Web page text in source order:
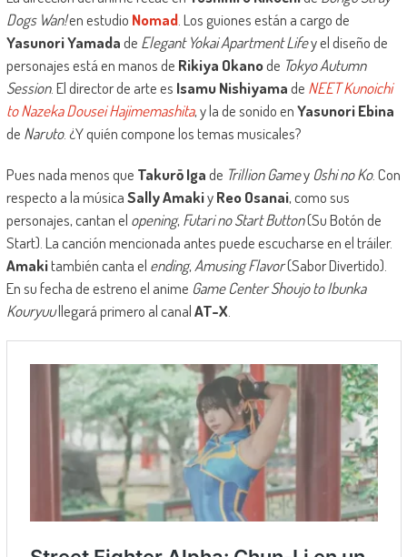
Dogs Wan!en estudio Nomad. Los guiones están a cargo de
Yasunori Yamadade Elegant Yokai Apartment Lifey el diseño de
personajes está en manos de Rikiya Okanode Tokyo Autumn
Session. El director de arte es Isamu Nishiyamade NEET Kunoichi
to Nazeka Dousei Hajimemashita, y la de sonido enYasunori Ebina
de Naruto. ¿Y quién compone los temas musicales?
Pues nada menos que Takurō Igade Trillion Gamey Oshi no Ko. Con
respecto a la músicaSally AmakiyReo Osanai, como sus
personajes, cantan el opening, Futari no Start Button(Su Botón de
Start). La canción mencionada antes puede escucharse en el tráiler.
Amakitambién canta el ending,Amusing Flavor(Sabor Divertido).
En su fecha de estreno el anime Game Center Shoujo to Ibunka
Kouryuullegará primero al canalAT-X.